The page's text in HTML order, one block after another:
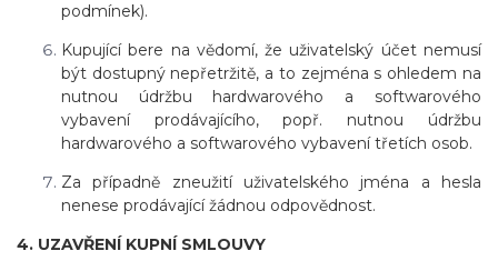
podmínek).
Kupující bere na vědomí, že uživatelský účet nemusí
být dostupný nepřetržitě, a to zejména s ohledem na
nutnou údržbu hardwarového a softwarového
vybavení prodávajícího, popř. nutnou údržbu
hardwarového a softwarového vybavení třetích osob.
Za případně zneužití uživatelského jména a hesla
nenese prodávající žádnou odpovědnost.
4. UZAVŘENÍ KUPNÍ SMLOUVY